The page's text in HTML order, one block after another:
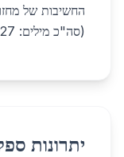
החשיבות של
(סה"כ מילים: 1327)
יתרונות